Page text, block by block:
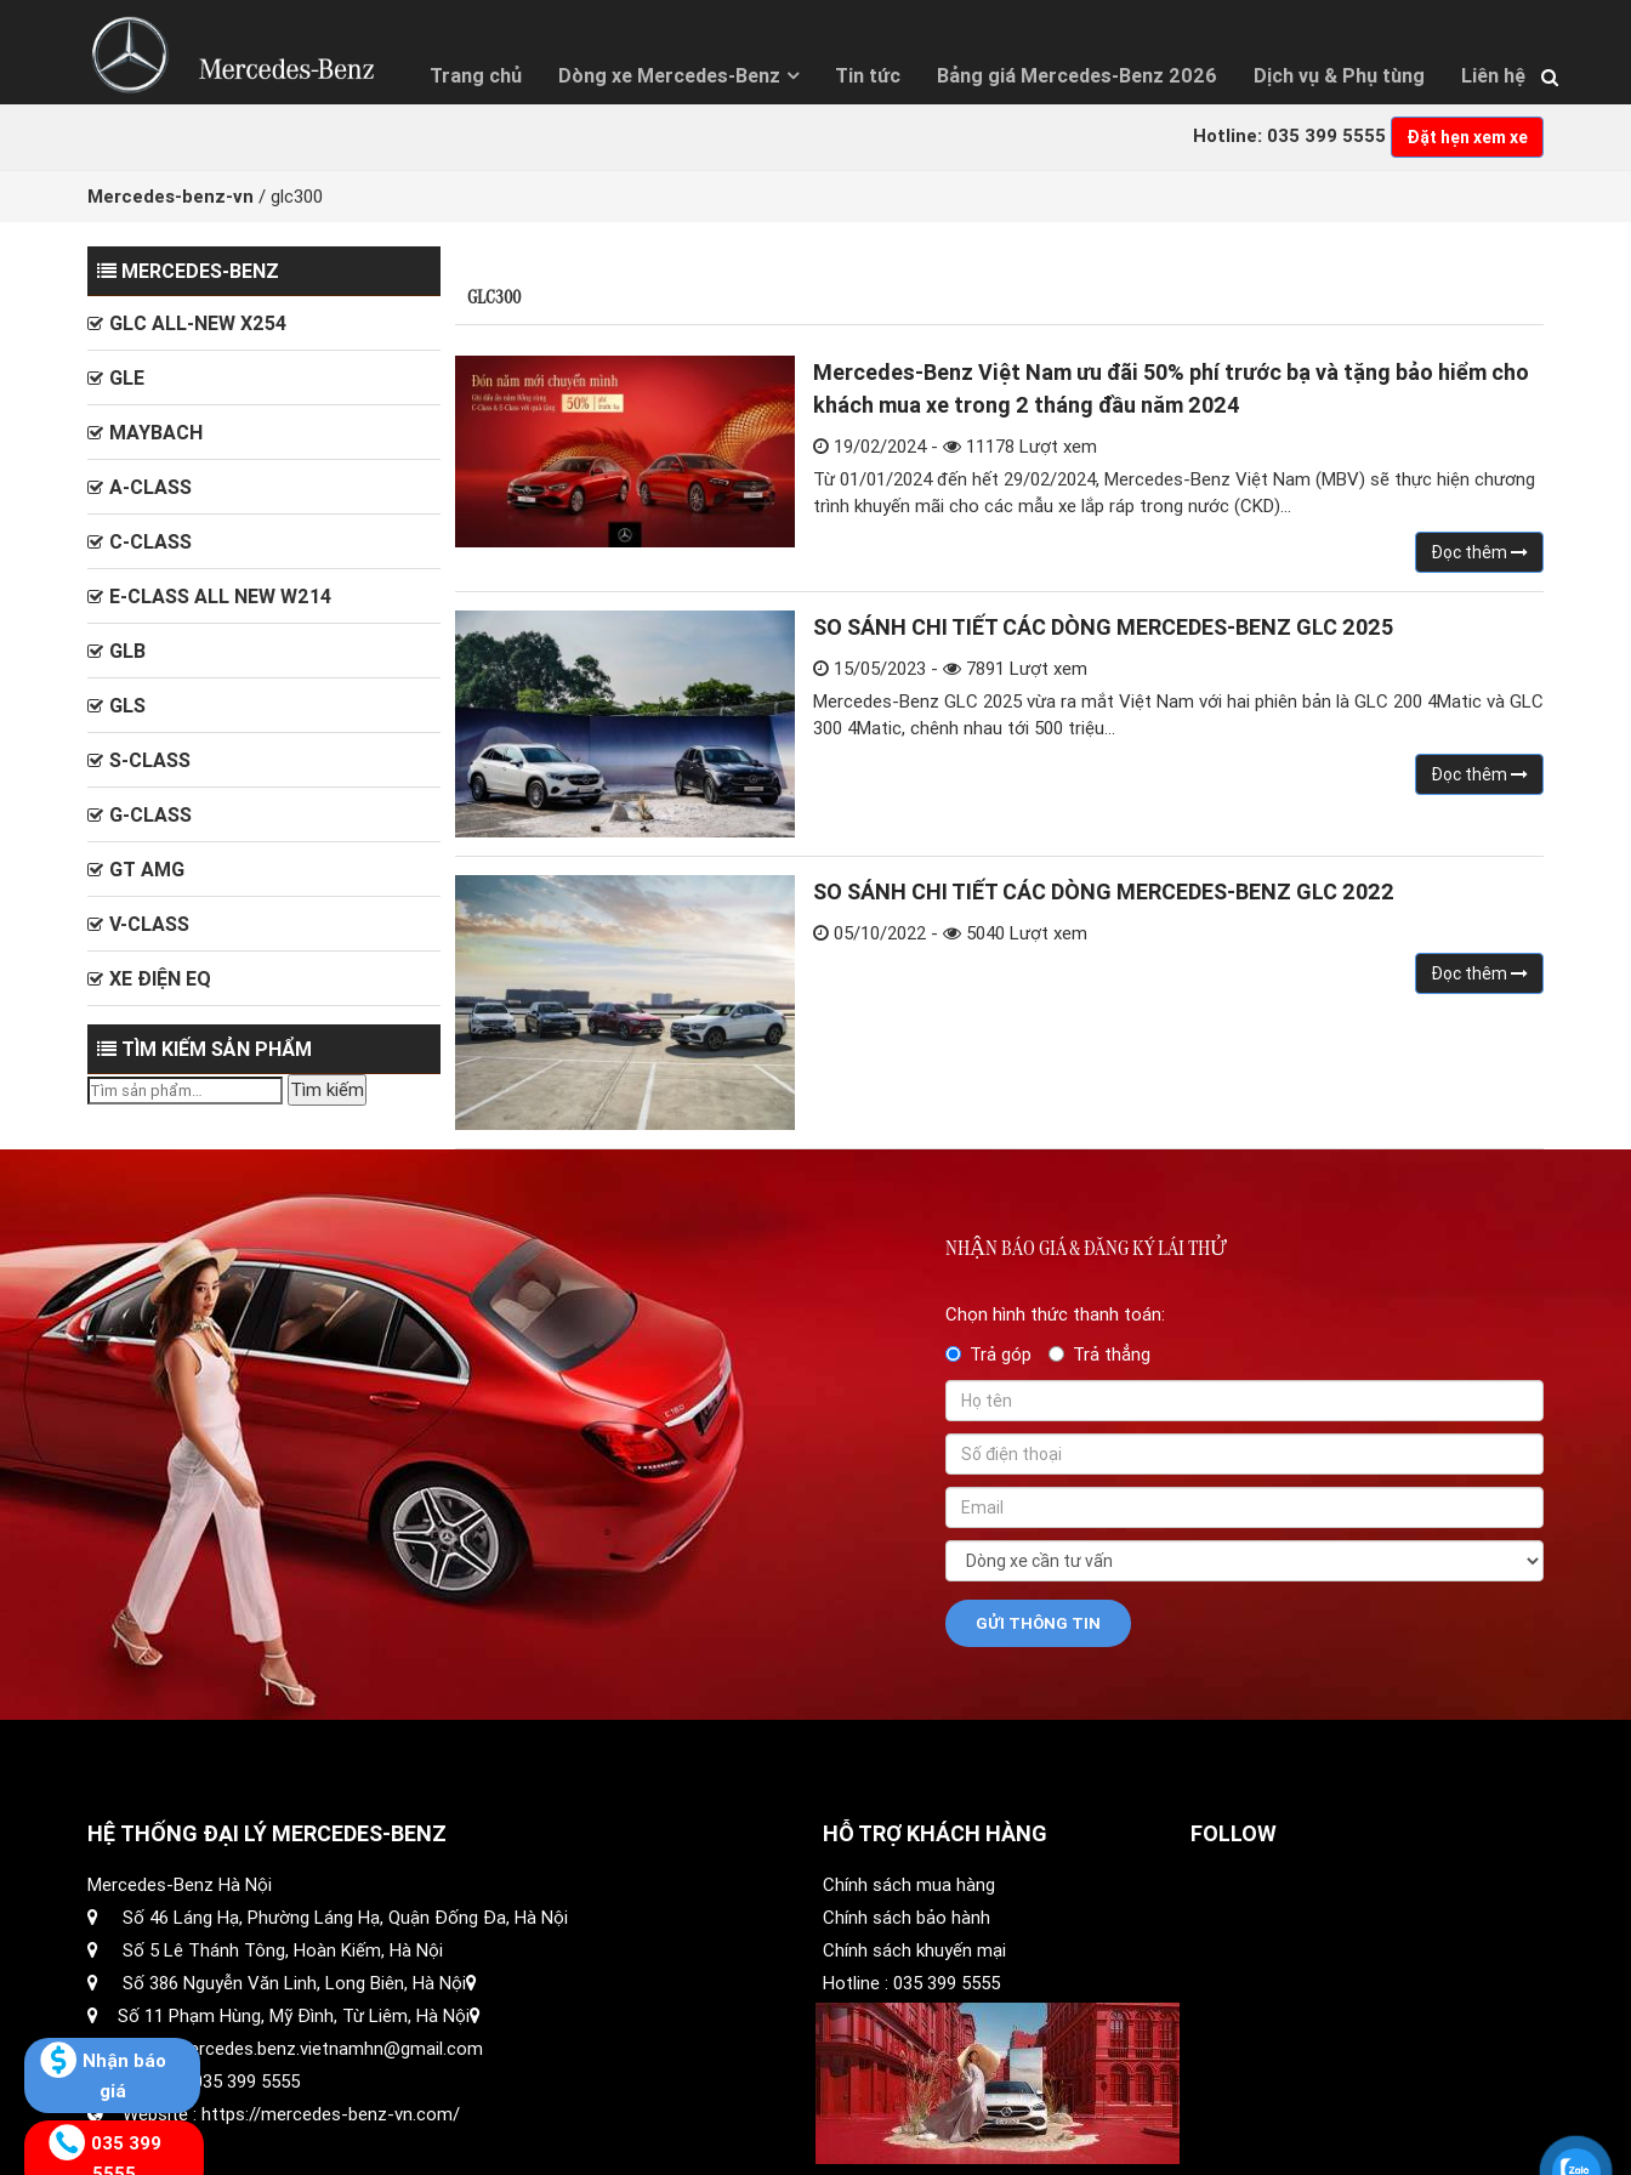
Trang chủ Dòng xe Mercedes-Benz Tin tức Bảng giá Mercedes-Benz 2026 Dịch vụ & Phụ tùng Liên hệ
Hotline: 035 399 5555 Đặt hẹn xem xe
Mercedes-benz-vn / glc300
GLC300
Mercedes-Benz Việt Nam ưu đãi 50% phí trước bạ và tặng bảo hiểm cho
khách mua xe trong 2 tháng đầu năm 2024
19/02/2024 -
11178 Lượt xem
Từ 01/01/2024 đến hết 29/02/2024, Mercedes-Benz Việt Nam (MBV) sẽ thực hiện chương
trình khuyến mãi cho các mẫu xe lắp ráp trong nước (CKD)…
Đọc thêm
SO SÁNH CHI TIẾT CÁC DÒNG MERCEDES-BENZ GLC 2025
15/05/2023 -
7891 Lượt xem
Mercedes-Benz GLC 2025 vừa ra mắt Việt Nam với hai phiên bản là GLC 200 4Matic và GLC
300 4Matic, chênh nhau tới 500 triệu…
Đọc thêm
SO SÁNH CHI TIẾT CÁC DÒNG MERCEDES-BENZ GLC 2022
05/10/2022 - 5040 Lượt xem
Đọc thêm
MERCEDES-BENZ
GLC ALL-NEW X254
GLE
MAYBACH
A-CLASS
C-CLASS
E-CLASS ALL NEW W214
GLB
GLS
S-CLASS
G-CLASS
GT AMG
V-CLASS
XE ĐIỆN EQ
TÌM KIẾM SẢN PHẨM
Tìm
kiếm:
Tìm kiếm
×
NHẬN BÁO GIÁ LĂN BÁNH ƯU ĐÃI NHẤT
Quý khách hàng vui lòng nhập thông tin để nhận báo giá tốt nhất.
Chọn hình thức thanh toán:
Trả góp
Trả thẳng
Nhận báo
giá
035 399
NHẬN BÁO GIÁ & ĐĂNG KÝ LÁI THỬ
Chọn hình thức thanh toán:
Trả góp
Trả thẳng
HỆ THỐNG ĐẠI LÝ MERCEDES-BENZ
Mercedes-Benz Hà Nội
Số 46 Láng Hạ, Phường Láng Hạ, Quận Đống Đa, Hà Nội
Số 5 Lê Thánh Tông, Hoàn Kiếm, Hà Nội
Số 386 Nguyễn Văn Linh, Long Biên, Hà Nội
Số 11 Phạm Hùng, Mỹ Đình, Từ Liêm, Hà Nội
Email: mercedes.benz.vietnamhn@gmail.com
Hotline :
035 399 5555
Website : https://mercedes-benz-vn.com/
HỖ TRỢ KHÁCH HÀNG
Chính sách mua hàng
Chính sách bảo hành
Chính sách khuyến mại
Hotline : 035 399 5555
FOLLOW